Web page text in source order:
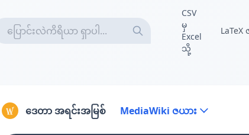
CSV
မှ
Excel
သို့
ဒေတာ အရင်းအမြစ် MediaWiki ဇယား